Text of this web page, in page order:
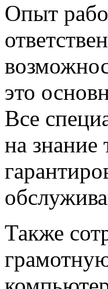
Опыт
это
Все
на знание
Также